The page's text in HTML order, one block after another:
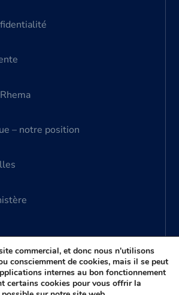
– notre position
Parole Vivante – tous droits
commercial, et donc nous n'utilisons
consciemment de cookies, mais il se peut
internes au bon fonctionnement
certains cookies pour vous offrir la